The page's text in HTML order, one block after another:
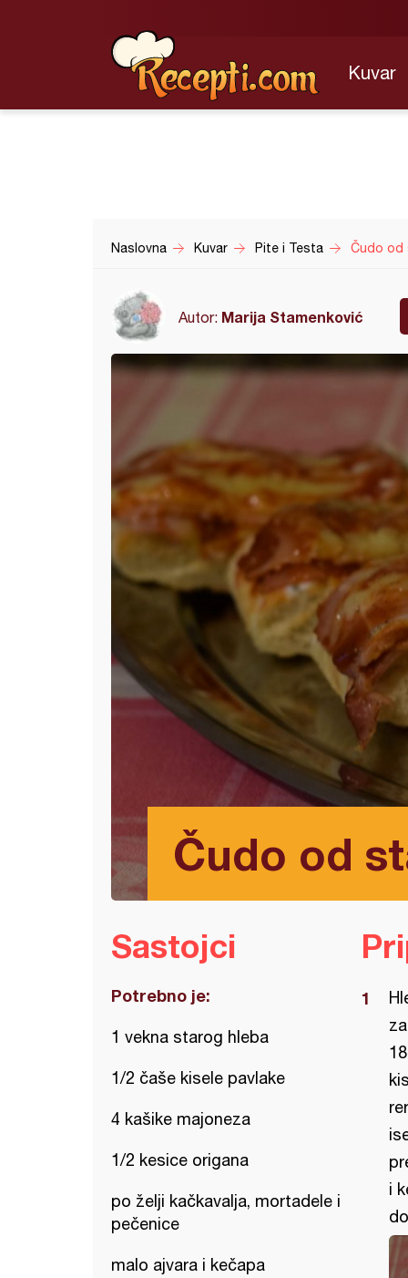
Kuvar
Naslovna Kuvar Pite i Testa Čudo od
Autor: Marija Stamenković
Čudo od
Sastojci
Potrebno je:
1 vekna starog hleba
1/2 čaše kisele pavlake
4 kašike majoneza
1/2 kesice origana
po želji kačkavalja, mortadele i
pečenice
malo ajvara i kečapa
i